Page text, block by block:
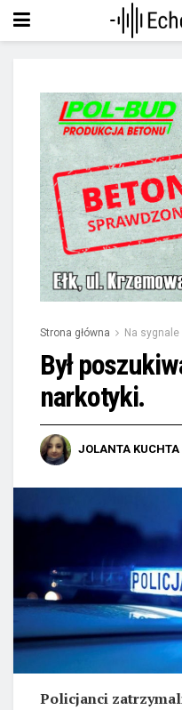
Strona główna Na sygnale
Był
narkotyki.
JOLANTA KUCHTA
Policjanci